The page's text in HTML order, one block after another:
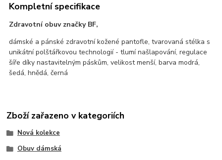
Kompletní specifikace
Zdravotní obuv značky BF,
dámské a pánské zdravotní kožené pantofle, tvarovaná stélka s
unikátní polštářkovou technologií - tlumí našlapování, regulace
šíře díky nastavitelným páskům, velikost menší, barva modrá,
šedá, hnědá, černá
Zboží zařazeno v kategoriích
Nová kolekce
Obuv dámská